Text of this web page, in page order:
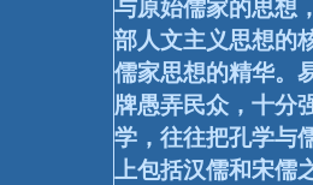
与原始儒家的思想
部人文主义思想的
儒家思想的精华。
牌愚弄民众，十分
学，往往把孔学与
上包括汉儒和宋